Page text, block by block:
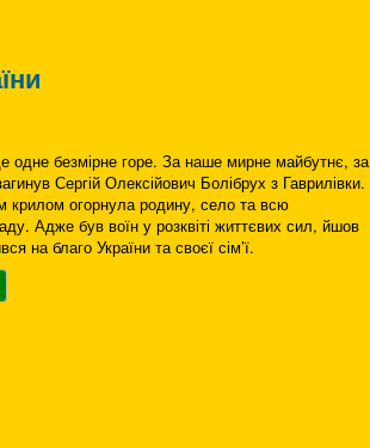
одне безмірне горе. За наше мирне майбутнє, за
Сергій Олексійович Болібрух з Гаврилівки.
крилом огорнула родину, село та всю
Адже був воїн у розквіті життєвих сил, йшов
на благо України та своєї сім’ї.